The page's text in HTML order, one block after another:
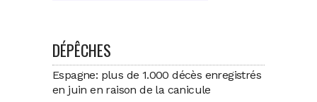
DÉPÊCHES
Espagne: plus de 1.000 décès enregistrés
en juin en raison de la canicule